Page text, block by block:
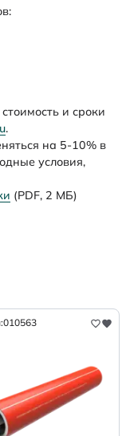
и сроки
.
на 5-10% в
условия,
(PDF, 2 МБ)
010563